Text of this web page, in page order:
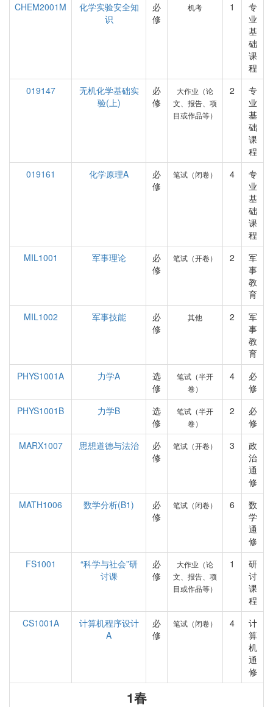
CHEM2001M
化学实验安全知
识
必
修
机考 1
专
业
基
础
课
程
019147
无机化学基础实
验(上)
必
修
大作业（论
文、报告、项
目或作品等）
2
专
业
基
础
课
程
019161
化学原理A
必
修
笔试（闭卷） 4
专
业
基
础
课
程
MIL1001
军事理论
必
修
笔试（开卷） 2
军
事
教
育
MIL1002
军事技能
必
修
其他 2
军
事
教
育
PHYS1001A
力学A
选
修
笔试（半开
卷）
4
必
修
PHYS1001B
力学B
选
修
笔试（半开
卷）
2
必
修
MARX1007
思想道德与法治
必
修
笔试（开卷） 3
政
治
通
修
MATH1006
数学分析(B1)
必
修
笔试（闭卷） 6
数
学
通
修
FS1001
“科学与社会”研
讨课
必
修
大作业（论
文、报告、项
目或作品等）
1
研
讨
课
程
CS1001A
计算机程序设计
A
必
修
笔试（闭卷） 4
计
算
机
通
修
1春